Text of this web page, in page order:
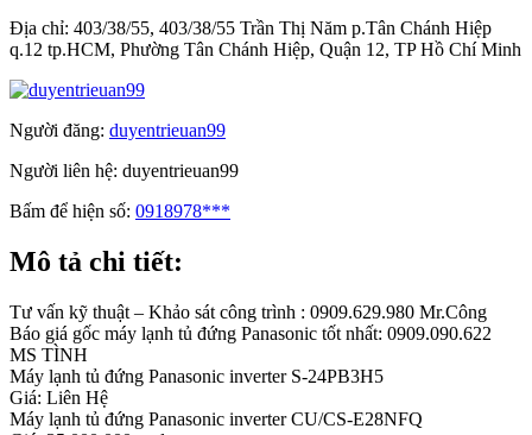
Địa chỉ: 403/38/55, 403/38/55 Trần Thị Năm p.Tân Chánh Hiệp
q.12 tp.HCM, Phường Tân Chánh Hiệp, Quận 12, TP Hồ Chí Minh
Người đăng: duyentrieuan99
Người liên hệ: duyentrieuan99
Bấm để hiện số: 0918978***
Mô tả chi tiết:
Tư vấn kỹ thuật – Khảo sát công trình : 0909.629.980 Mr.Công
Báo giá gốc máy lạnh tủ đứng Panasonic tốt nhất: 0909.090.622
MS TÌNH
Máy lạnh tủ đứng Panasonic inverter S-24PB3H5
Giá: Liên Hệ
Máy lạnh tủ đứng Panasonic inverter CU/CS-E28NFQ